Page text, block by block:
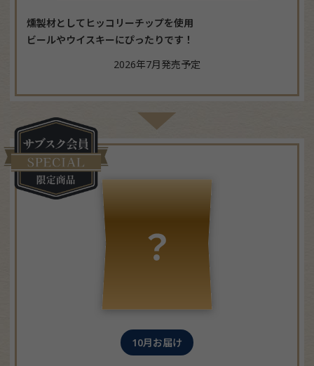
燻製材としてヒッコリーチップを使用
ビールやウイスキーにぴったりです！
2026年7月発売予定
10月お届け